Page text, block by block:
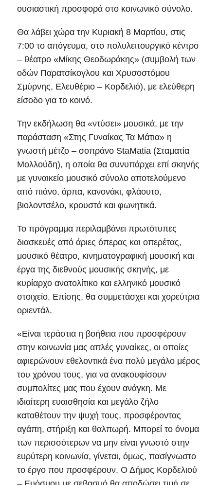
ουσιαστική προσφορά στο κοινωνικό σύνολο.
Θα λάβει χώρα την Κυριακή 8 Μαρτίου, στις
7:00 το απόγευμα, στο πολυλειτουργικό κέντρο
– θέατρο «Μίκης Θεοδωράκης» (συμβολή των
οδών Παρατσίκογλου και Χρυσοστόμου
Σμύρνης, Ελευθέριο – Κορδελιό), με ελεύθερη
είσοδο για το κοινό.
Την εκδήλωση θα «ντύσει» μουσικά, με την
παράσταση «Στης Γυναίκας Τα Μάτια» η
γνωστή μέτζο – σοπράνο StaMatia (Σταματία
Μολλούδη), η οποία θα συνυπάρχει επί σκηνής
με γυναικείο μουσικό σύνολο αποτελούμενο
από πιάνο, άρπα, κανονάκι, φλάουτο,
βιολοντσέλο, κρουστά και φωνητικά.
Το πρόγραμμα περιλαμβάνει πρωτότυπες
διασκευές από άριες όπερας και οπερέτας,
μουσικό θέατρο, κινηματογραφική μουσική και
έργα της διεθνούς μουσικής σκηνής, με
κυρίαρχο ανατολίτικο και ελληνικό μουσικό
στοιχείο. Επίσης, θα συμμετάσχει και χορεύτρια
οριεντάλ.
«Είναι τεράστια η βοήθεια που προσφέρουν
στην κοινωνία μας απλές γυναίκες, οι οποίες
αφιερώνουν εθελοντικά ένα πολύ μεγάλο μέρος
του χρόνου τους, για να ανακουφίσουν
συμπολίτες μας που έχουν ανάγκη. Με
ιδιαίτερη ευαισθησία και μεγάλο ζήλο
καταθέτουν την ψυχή τους, προσφέροντας
αγάπη, στήριξη και θαλπωρή. Μπορεί το όνομα
των περισσότερων να μην είναι γνωστό στην
ευρύτερη κοινωνία, γίνεται, όμως, πασίγνωστο
το έργο που προσφέρουν. Ο Δήμος Κορδελιού